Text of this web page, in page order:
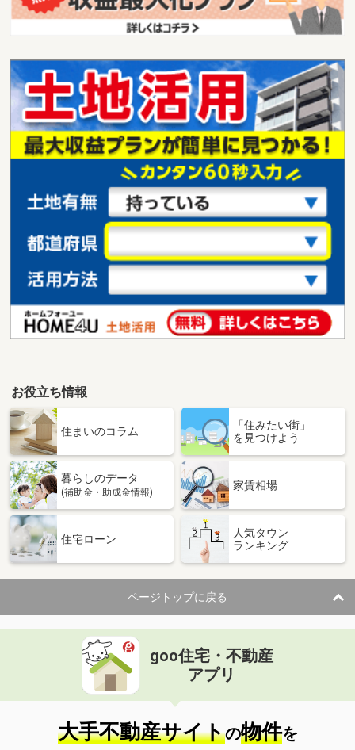
土地面積 90.89m²
価 格
1,480万円
住 所
大阪府枚方市養父丘２
用途地域 ２種低層
土地面積 97.75m²
大阪府岸和田市上松町
価 格
2,200万円
住 所
大阪府岸和田市上松町
用途地域 １種低層
大阪府摂津市東別府２
1,680万円
住 所
大阪府摂津市東別府２
大阪府枚方市香里ケ丘３
価 格
3,800万円
住 所
大阪府枚方市香里ケ丘３
用途地域
１種低層
土地面積 286.28m²
大阪府高槻市日吉台四番町
2,980万円
用途地域
１種低層
大阪府高槻市日吉台四番町
価 格
3,280万円
住 所
土地面積 134.4m²
お役立ち情報
住まいのコラム
「住みたい街」
を見つけよう
暮らしのデータ
(補助金・助成金情報)
家賃相場
住宅ローン
人気タウン
ランキング
ページトップに戻る
goo住宅・不動産
アプリ
大手不動産サイトの物件を